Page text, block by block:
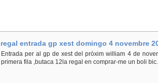
regal entrada gp xest domingo 4 novembre
boli bic - En Castelló, Benicarló
Entrada per al gp de xest del pròxim william 4 de
primera fila ,butaca 12la regal en comprar-me un boli